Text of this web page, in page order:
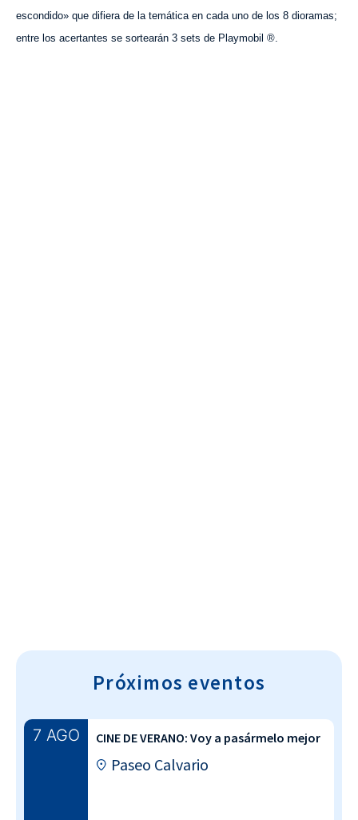
escondido» que difiera de la temática en cada uno de los 8 dioramas;
entre los acertantes se sortearán 3 sets de Playmobil ®.
Próximos eventos
7 AGO CINE DE VERANO: Voy a pasármelo mejor
Paseo Calvario